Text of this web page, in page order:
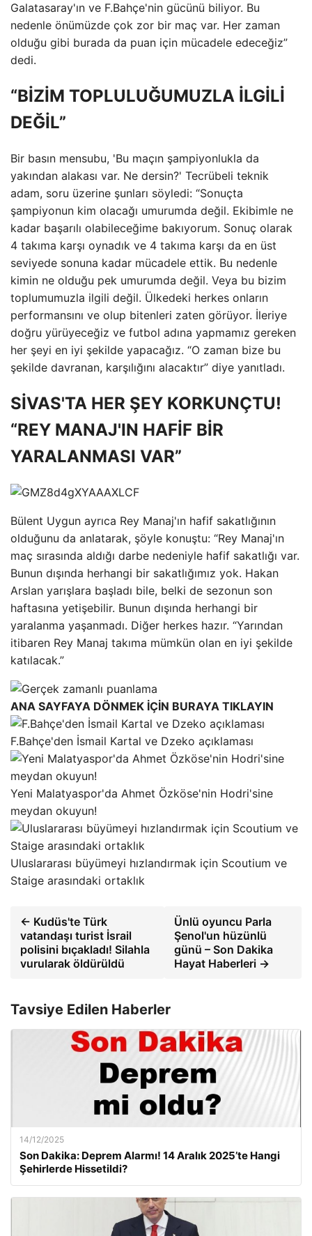
Galatasaray'ın ve F.Bahçe'nin gücünü biliyor. Bu
nedenle önümüzde çok zor bir maç var. Her zaman
olduğu gibi burada da puan için mücadele edeceğiz”
dedi.
“BİZİM TOPLULUĞUMUZLA İLGİLİ
DEĞİL”
Bir basın mensubu, 'Bu maçın şampiyonlukla da
yakından alakası var. Ne dersin?' Tecrübeli teknik
adam, soru üzerine şunları söyledi: “Sonuçta
şampiyonun kim olacağı umurumda değil. Ekibimle ne
kadar başarılı olabileceğime bakıyorum. Sonuç olarak
4 takıma karşı oynadık ve 4 takıma karşı da en üst
seviyede sonuna kadar mücadele ettik. Bu nedenle
kimin ne olduğu pek umurumda değil. Veya bu bizim
toplumumuzla ilgili değil. Ülkedeki herkes onların
performansını ve olup bitenleri zaten görüyor. İleriye
doğru yürüyeceğiz ve futbol adına yapmamız gereken
her şeyi en iyi şekilde yapacağız. “O zaman bize bu
şekilde davranan, karşılığını alacaktır” diye yanıtladı.
SİVAS'TA HER ŞEY KORKUNÇTU!
“REY MANAJ'IN HAFİF BİR
YARALANMASI VAR”
Bülent Uygun ayrıca Rey Manaj'ın hafif sakatlığının
olduğunu da anlatarak, şöyle konuştu: “Rey Manaj'ın
maç sırasında aldığı darbe nedeniyle hafif sakatlığı var.
Bunun dışında herhangi bir sakatlığımız yok. Hakan
Arslan yarışlara başladı bile, belki de sezonun son
haftasına yetişebilir. Bunun dışında herhangi bir
yaralanma yaşanmadı. Diğer herkes hazır. “Yarından
itibaren Rey Manaj takıma mümkün olan en iyi şekilde
katılacak.”
ANA SAYFAYA DÖNMEK İÇİN BURAYA TIKLAYIN
F.Bahçe'den İsmail Kartal ve Dzeko açıklaması
Yeni Malatyaspor'da Ahmet Özköse'nin Hodri'sine
meydan okuyun!
Uluslararası büyümeyi hızlandırmak için Scoutium ve
Staige arasındaki ortaklık
← Kudüs'te Türk
vatandaşı turist İsrail
polisini bıçakladı! Silahla
vurularak öldürüldü
Ünlü oyuncu Parla
Şenol'un hüzünlü
günü – Son Dakika
Hayat Haberleri →
Tavsiye Edilen Haberler
14/12/2025
Son Dakika: Deprem Alarmı! 14 Aralık 2025’te Hangi
Şehirlerde Hissetildi?